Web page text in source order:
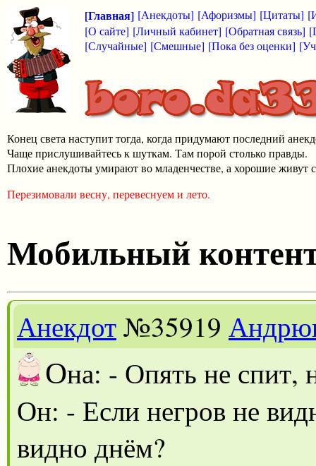
[Главная] [Анекдоты] [Афоризмы] [Цитаты]
[О сайте] [Личный кабинет] [Обратная связь]
[Случайные] [Смешные] [Пока без оценки]
Конец света наступит тогда, когда придумают последний
Чаще прислушивайтесь к шуткам. Там порой столько правды.
Плохие анекдоты умирают во младенчестве, а хорошие живут
Перезимовали весну, перевеснуем и лето.
Мобильный
Анекдот№35919
Она: - Опять не спит,
Он: - Если негров не
видно днём?